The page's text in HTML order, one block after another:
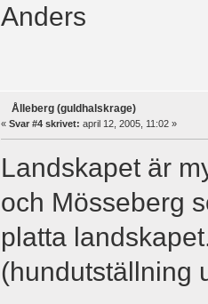
Anders
Ålleberg (guldhalskrage)
« Svar #4 skrivet: april 12, 2005, 11:02 »
Landskapet är
och Mösseberg
platta
(hundutställning